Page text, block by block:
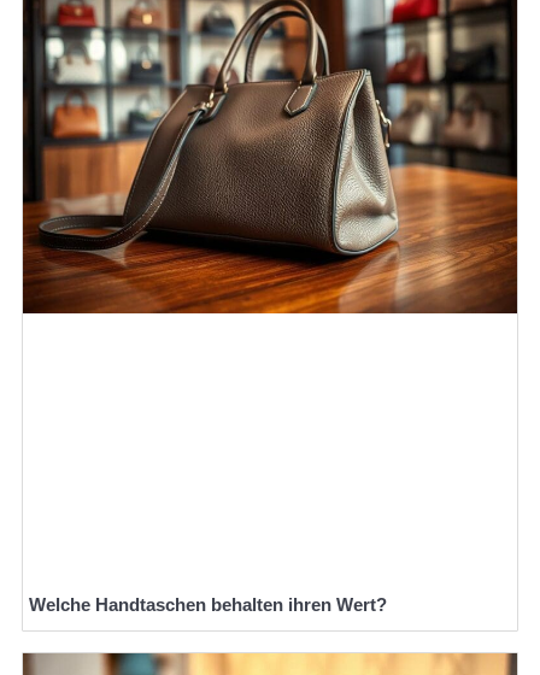
Welche Handtaschen behalten ihren Wert?